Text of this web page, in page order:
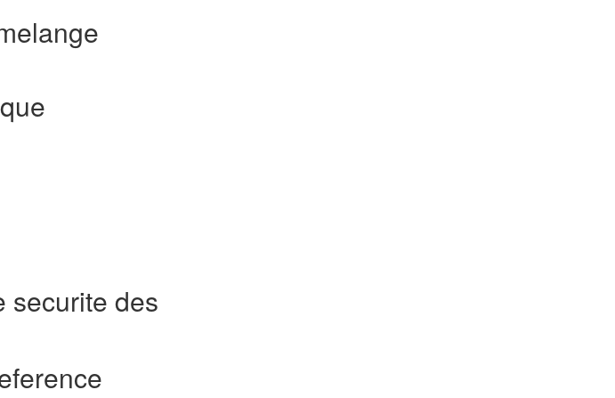
securite des